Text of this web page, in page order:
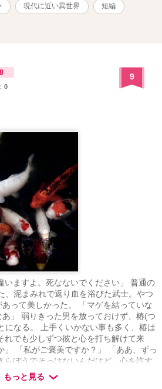
現代に近い異世界 短編
0
9
ますよ。死なないでください」 普通の
、泥まみれで返り血を浴びた武士。やつ
って美しかった。 「マゲを結っていな
」 弱りきった男を放っておけず、椿(つ
になる。 上手くいかない事も多く、椿は
れでも少しずつ彼と心を打ち解けて来
「私がご褒美ですか？」 「ああ、ずっ
らぼうでそっけないんだけど、心を許す
https://twitter.com/Kuzyoichi
もっと見る